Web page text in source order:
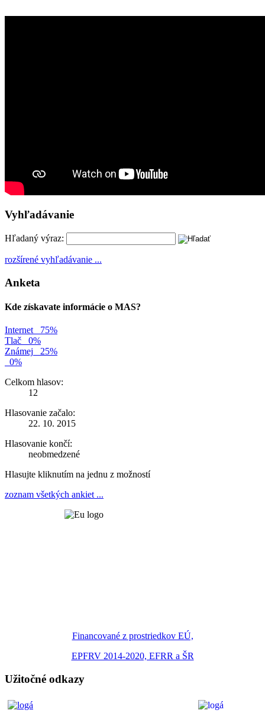
Vyhľadávanie
Hľadaný výraz:
rozšírené vyhľadávanie ...
Anketa
Kde získavate informácie o MAS?
Internet
75%
Tlač
0%
Známej
25%
0%
Celkom hlasov:
12
Hlasovanie začalo:
22. 10. 2015
Hlasovanie končí:
neobmedzené
Hlasujte kliknutím na jednu z možností
zoznam všetkých ankiet ...
Financované z prostriedkov EÚ,
EPFRV 2014-2020, EFRR a ŠR
Užitočné odkazy